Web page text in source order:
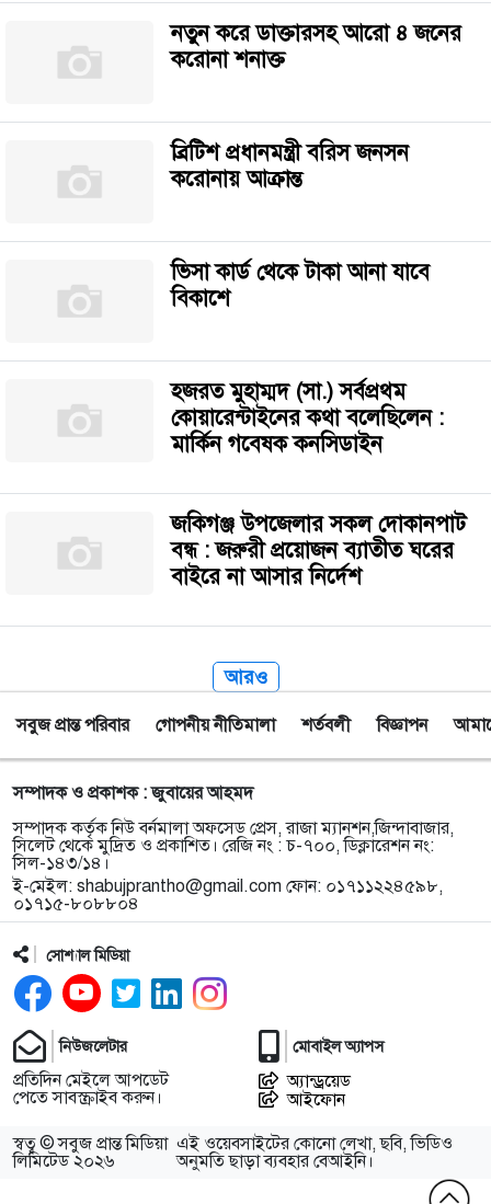
নতুন করে ডাক্তারসহ আরো ৪ জনের
করোনা শনাক্ত
ব্রিটিশ প্রধানমন্ত্রী বরিস জনসন
করোনায় আক্রান্ত
ভিসা কার্ড থেকে টাকা আনা যাবে
বিকাশে
হজরত মুহাম্মদ (সা.) সর্বপ্রথম
কোয়ারেন্টাইনের কথা বলেছিলেন :
মার্কিন গবেষক কনসিডাইন
জকিগঞ্জ উপজেলার সকল দোকানপাট
বন্ধ : জরুরী প্রয়োজন ব্যাতীত ঘরের
বাইরে না আসার নির্দেশ
আরও
সবুজ প্রান্ত পরিবার গোপনীয় নীতিমালা শর্তবলী বিজ্ঞাপন
সম্পাদক ও প্রকাশক : জুবায়ের আহমদ
সম্পাদক কর্তৃক নিউ বর্নমালা অফসেড প্রেস, রাজা ম্যানশন,জিন্দাবাজার,
সিলেট থেকে মুদ্রিত ও প্রকাশিত। রেজি নং : চ-৭০০, ডিক্লারেশন নং:
সিল-১৪৩/১৪।
ই-মেইল: shabujprantho@gmail.com ফোন: ০১৭১১২২৪৫৯৮,
০১৭১৫-৮০৮৮০৪
সোশ্যাল মিডিয়া
নিউজলেটার
প্রতিদিন মেইলে আপডেট
পেতে সাবস্ক্রাইব করুন।
মোবাইল অ্যাপস
অ্যান্ড্রয়েড
আইফোন
স্বত্ব © সবুজ প্রান্ত মিডিয়া
লিমিটেড ২০২৬
এই ওয়েবসাইটের কোনো লেখা, ছবি, ভিডিও
অনুমতি ছাড়া ব্যবহার বেআইনি।